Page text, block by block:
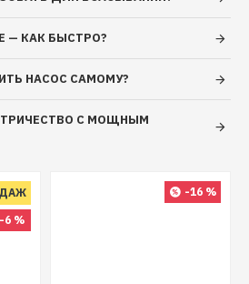
+35 °С
— КАК БЫСТРО?
НАСОС САМОМУ?
С МОЩНЫМ
-6 %
-16 %